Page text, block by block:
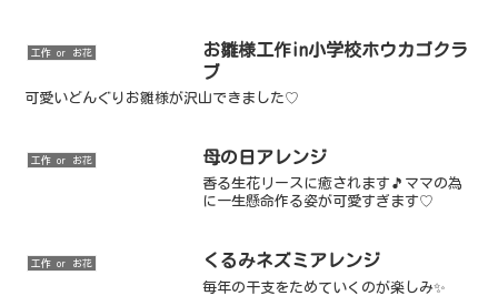
工作 or お花
お雛様工作in小学校ホウカゴクラ
ブ
可愛いどんぐりお雛様が沢山できました♡
工作 or お花 母の日アレンジ
香る生花リースに癒されます🎵ママの為
に一生懸命作る姿が可愛すぎます♡
工作 or お花 くるみネズミアレンジ
毎年の干支をためていくのが楽しみ✨